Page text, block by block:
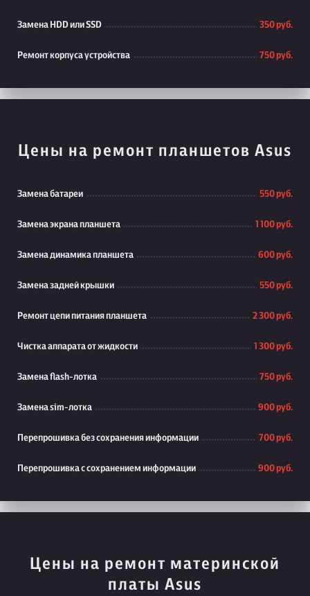
Замена HDD или SSD 350 руб.
Ремонт корпуса устройства 750 руб.
Цены на ремонт планшетов Asus
Замена батареи 550 руб.
Замена экрана планшета 1 100 руб.
Замена динамика планшета 600 руб.
Замена задней крышки 550 руб.
Ремонт цепи питания планшета 2 300 руб.
Чистка аппарата от жидкости 1 300 руб.
Замена flash-лотка 750 руб.
Замена sim-лотка 900 руб.
Перепрошивка без сохранения информации 700 руб.
Перепрошивка с сохранением информации 900 руб.
Цены на ремонт материнской
платы Asus